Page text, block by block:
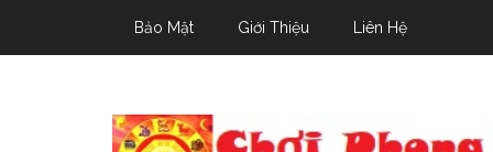
Bảo Mật Giới Thiệu Liên Hệ